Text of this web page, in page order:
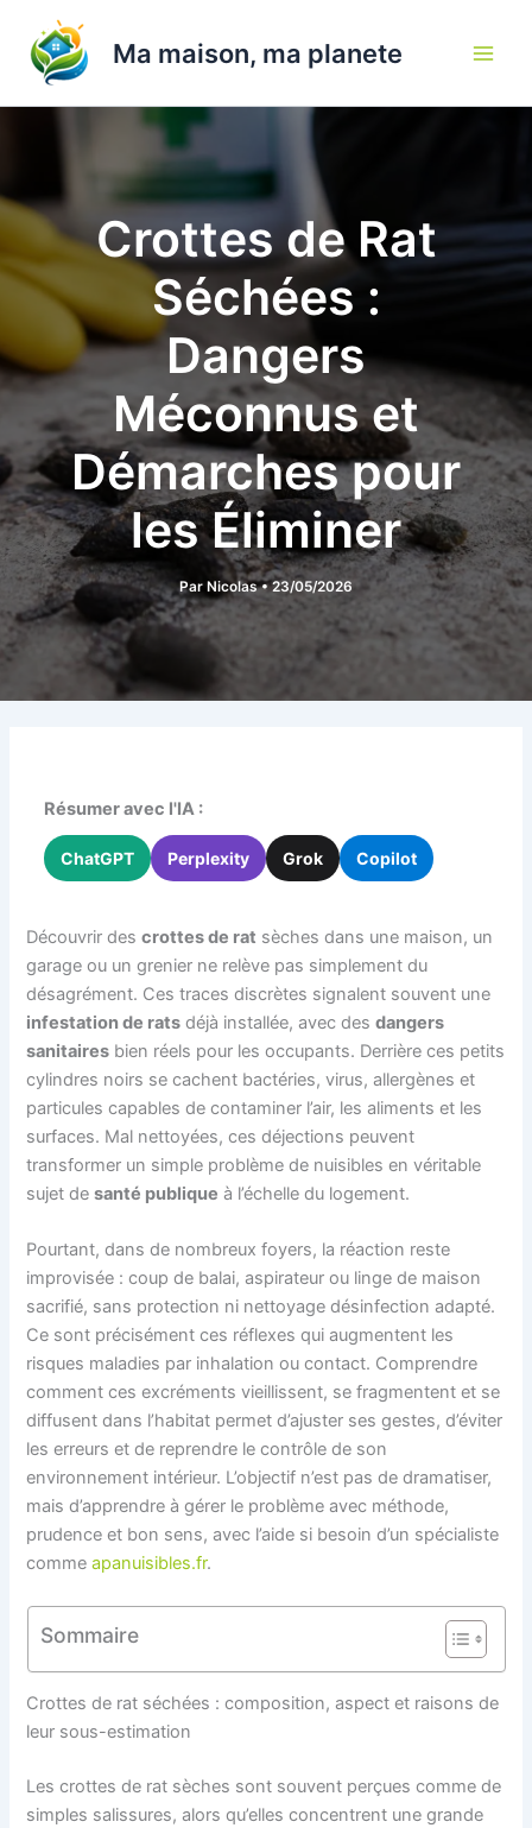
contenu
Ma maison, ma planete
Crottes de Rat
Séchées :
Dangers
Méconnus et
Démarches pour
les Éliminer
Par Nicolas•23/05/2026
Résumer avec l'IA :
ChatGPT Perplexity Grok Copilot
Découvrir descrottes de rat sèches dans une maison, un
garage ou un grenier ne relève pas simplement du
désagrément. Ces traces discrètes signalent souvent une
infestation de rats déjà installée, avec desdangers
sanitaires bien réels pour les occupants. Derrière ces petits
cylindres noirs se cachent bactéries, virus, allergènes et
particules capables de contaminer l’air, les aliments et les
surfaces. Mal nettoyées, ces déjections peuvent
transformer un simple problème de nuisibles en véritable
sujet desanté publique à l’échelle du logement.
Pourtant, dans de nombreux foyers, la réaction reste
improvisée : coup de balai, aspirateur ou linge de maison
sacrifié, sans protection ni nettoyage désinfection adapté.
Ce sont précisément ces réflexes qui augmentent les
risques maladies par inhalation ou contact. Comprendre
comment ces excréments vieillissent, se fragmentent et se
diffusent dans l’habitat permet d’ajuster ses gestes, d’éviter
les erreurs et de reprendre le contrôle de son
environnement intérieur. L’objectif n’est pas de dramatiser,
mais d’apprendre à gérer le problème avec méthode,
prudence et bon sens, avec l’aide si besoin d’un spécialiste
commeapanuisibles.fr.
Sommaire
Crottes de rat séchées : composition, aspect et raisons de
leur sous-estimation
Les crottes de rat sèches sont souvent perçues comme de
simples salissures, alors qu’elles concentrent une grande